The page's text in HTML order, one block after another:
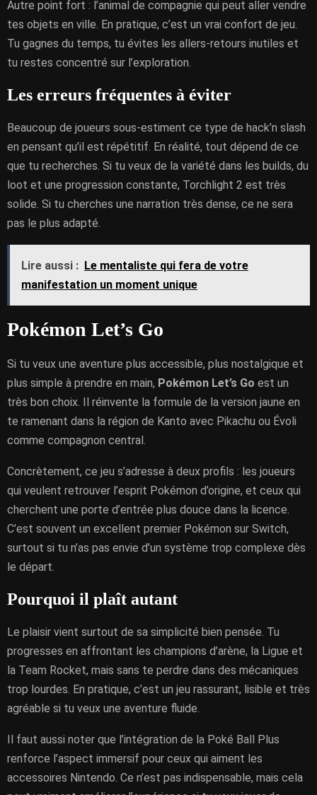
Autre point fort : l’animal de compagnie qui peut aller vendre
tes objets en ville. En pratique, c’est un vrai confort de jeu.
Tu gagnes du temps, tu évites les allers-retours inutiles et
tu restes concentré sur l’exploration.
Les erreurs fréquentes à éviter
Beaucoup de joueurs sous-estiment ce type de hack’n slash
en pensant qu’il est répétitif. En réalité, tout dépend de ce
que tu recherches. Si tu veux de la variété dans les builds, du
loot et une progression constante, Torchlight 2 est très
solide. Si tu cherches une narration très dense, ce ne sera
pas le plus adapté.
Lire aussi : Le mentaliste qui fera de votre
manifestation un moment unique
Pokémon Let’s Go
Si tu veux une aventure plus accessible, plus nostalgique et
plus simple à prendre en main, Pokémon Let’s Go est un
très bon choix. Il réinvente la formule de la version jaune en
te ramenant dans la région de Kanto avec Pikachu ou Évoli
comme compagnon central.
Concrètement, ce jeu s’adresse à deux profils : les joueurs
qui veulent retrouver l’esprit Pokémon d’origine, et ceux qui
cherchent une porte d’entrée plus douce dans la licence.
C’est souvent un excellent premier Pokémon sur Switch,
surtout si tu n’as pas envie d’un système trop complexe dès
le départ.
Pourquoi il plaît autant
Le plaisir vient surtout de sa simplicité bien pensée. Tu
progresses en affrontant les champions d’arène, la Ligue et
la Team Rocket, mais sans te perdre dans des mécaniques
trop lourdes. En pratique, c’est un jeu rassurant, lisible et très
agréable si tu veux une aventure fluide.
Il faut aussi noter que l’intégration de la Poké Ball Plus
renforce l’aspect immersif pour ceux qui aiment les
accessoires Nintendo. Ce n’est pas indispensable, mais cela